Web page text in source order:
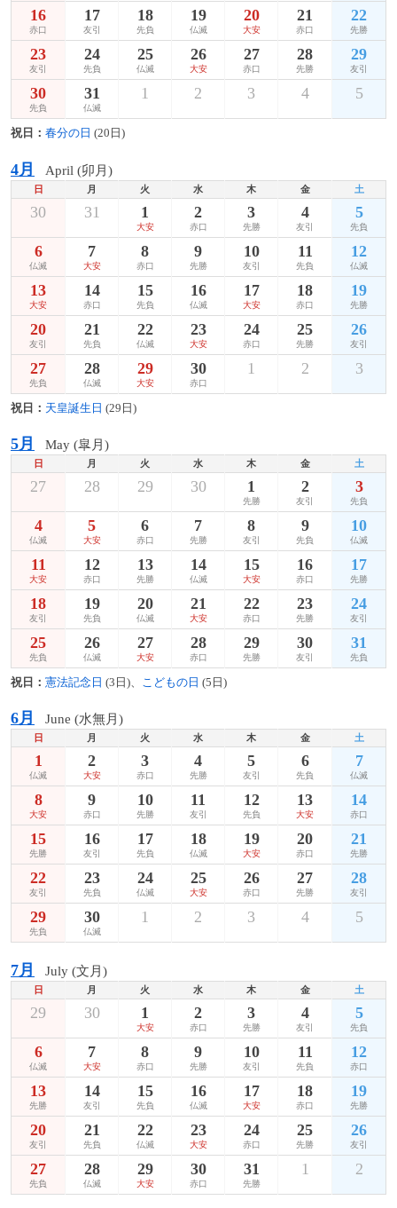
16
赤口
17
友引
18
先負
19
仏滅
20
大安
21
赤口
22
先勝
23
友引
24
先負
25
仏滅
26
大安
27
赤口
28
先勝
29
友引
30
先負
31
仏滅
1 2 3 4 5
祝日： 春分の日 (20日)
4月 April (卯月)
日 月 火 水 木 金 土
30 31 1
大安
2
赤口
3
先勝
4
友引
5
先負
6
仏滅
7
大安
8
赤口
9
先勝
10
友引
11
先負
12
仏滅
13
大安
14
赤口
15
先負
16
仏滅
17
大安
18
赤口
19
先勝
20
友引
21
先負
22
仏滅
23
大安
24
赤口
25
先勝
26
友引
27
先負
28
仏滅
29
大安
30
赤口
1 2 3
祝日： 天皇誕生日 (29日)
5月 May (皐月)
日 月 火 水 木 金 土
27 28 29 30 1
先勝
2
友引
3
先負
4
仏滅
5
大安
6
赤口
7
先勝
8
友引
9
先負
10
仏滅
11
大安
12
赤口
13
先勝
14
仏滅
15
大安
16
赤口
17
先勝
18
友引
19
先負
20
仏滅
21
大安
22
赤口
23
先勝
24
友引
25
先負
26
仏滅
27
大安
28
赤口
29
先勝
30
友引
31
先負
祝日： 憲法記念日 (3日)、 こどもの日 (5日)
6月 June (水無月)
日 月 火 水 木 金 土
1
仏滅
2
大安
3
赤口
4
先勝
5
友引
6
先負
7
仏滅
8
大安
9
赤口
10
先勝
11
友引
12
先負
13
大安
14
赤口
15
先勝
16
友引
17
先負
18
仏滅
19
大安
20
赤口
21
先勝
22
友引
23
先負
24
仏滅
25
大安
26
赤口
27
先勝
28
友引
29
先負
30
仏滅
1 2 3 4 5
7月 July (文月)
日 月 火 水 木 金 土
29 30 1
大安
2
赤口
3
先勝
4
友引
5
先負
6
仏滅
7
大安
8
赤口
9
先勝
10
友引
11
先負
12
赤口
13
先勝
14
友引
15
先負
16
仏滅
17
大安
18
赤口
19
先勝
20
友引
21
先負
22
仏滅
23
大安
24
赤口
25
先勝
26
友引
27
先負
28
仏滅
29
大安
30
赤口
31
先勝
1 2